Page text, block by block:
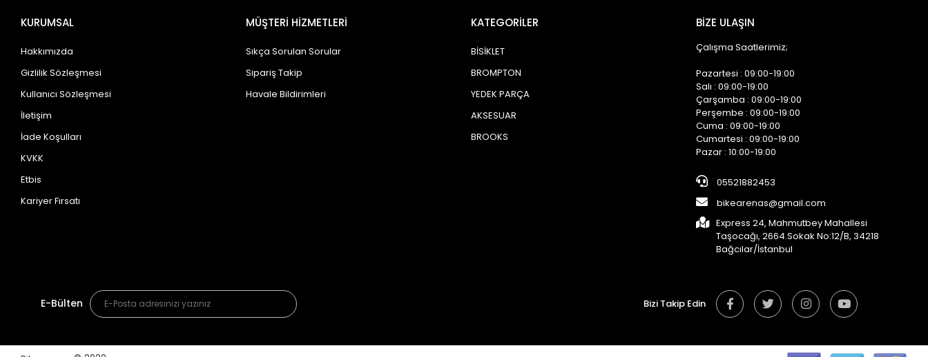
KURUMSAL
Hakkımızda
Gizlilik Sözleşmesi
Kullanıcı Sözleşmesi
İletişim
İade Koşulları
KVKK
Etbis
Kariyer Fırsatı
MÜŞTERİ HİZMETLERİ
Sıkça Sorulan Sorular
Sipariş Takip
Havale Bildirimleri
KATEGORİLER
BİSİKLET
BROMPTON
YEDEK PARÇA
AKSESUAR
BROOKS
BİZE ULAŞIN
Çalışma Saatlerimiz;
Pazartesi : 09:00-19:00
Salı : 09:00-19:00
Çarşamba : 09:00-19:00
Perşembe : 09:00-19:00
Cuma : 09:00-19:00
Cumartesi : 09:00-19:00
Pazar : 10:00-19:00
05521882453
bikearenas@gmail.com
Express 24, Mahmutbey Mahallesi
Taşocağı, 2664.Sokak No:12/B, 34218
Bağcılar/İstanbul
E-Bülten Bizi Takip Edin